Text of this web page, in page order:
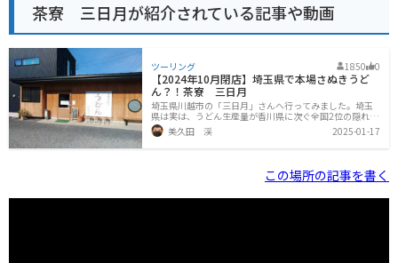
茶寮 三日月が紹介されている記事や動画
ツーリング 1850 0
【2024年10月閉店】埼玉県で本場さぬきうど
ん？！茶寮 三日月
埼玉県川越市の「三日月」さんへ行ってみました。埼玉
県は実は、うどん生産量が香川県に次ぐ全国2位の隠れた
うどん県。この日も昼食に武蔵野うどんを食べようと乗
り出したのですが、お目当てのお店・そしてその次に向
かったお店がいずれも事情で入れませんでした。お腹も
店になります。お店の前が駐車場になっており、乗用車
なら8台ぐらい停められます。行ったときはそれほど混ん
てもらいました。お店の前の看板を見ると、「本格讃岐
美久田 渓 2025-01-17
この場所の記事を書く